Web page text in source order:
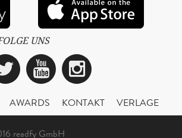
UNS
TwitterYouTubeInstagram
AWARDS KONTAKT VERLAGE
readfy GmbH